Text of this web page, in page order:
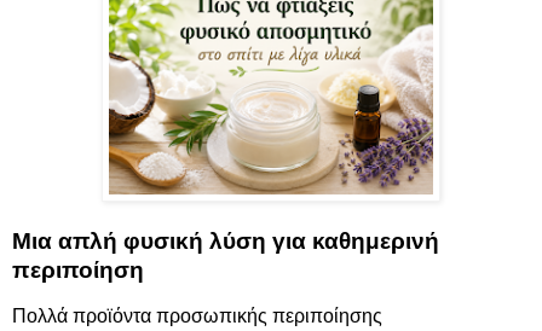
Μια απλή φυσική λύση για καθημερινή
περιποίηση
Πολλά προϊόντα προσωπικής περιποίησης